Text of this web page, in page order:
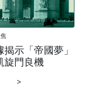
示「帝國夢」
旋門良機
>